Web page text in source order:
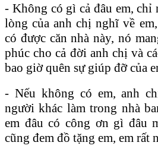
- Không có gì cả đâu em, chỉ
lòng của anh chị nghĩ về
có được căn nhà này, nó
phúc cho cả đời anh chị và
bao giờ quên sự giúp đỡ của
- Nếu không có em, anh
người khác làm trong nhà
em đâu có công ơn gì đâu
cũng đem đồ tặng em, em rất